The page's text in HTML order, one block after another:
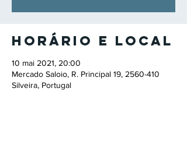
Horário e local
10 mai 2021, 20:00
Mercado Saloio, R. Principal 19, 2560-410
Silveira, Portugal